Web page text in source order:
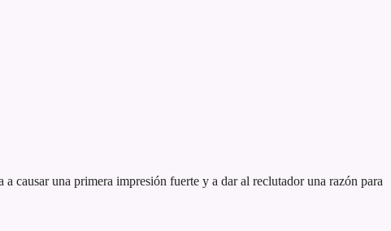
causar una primera impresión fuerte y a dar al reclutador una razón para